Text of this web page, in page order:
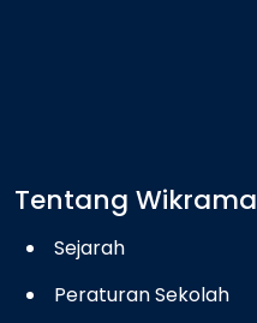
Tentang Wikrama
Sejarah
Peraturan Sekolah